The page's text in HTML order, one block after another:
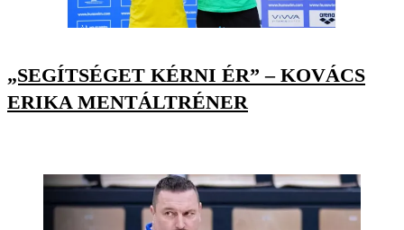
„SEGÍTSÉGET KÉRNI ÉR” – KOVÁCS
ERIKA MENTÁLTRÉNER